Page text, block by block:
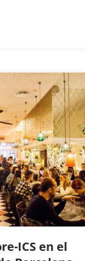
ICS en el